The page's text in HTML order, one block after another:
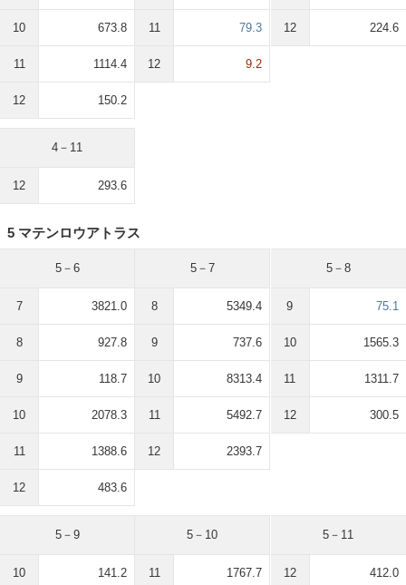
10 673.8
11 1114.4
12 150.2
11 79.3
12 9.2
12 224.6
4－11
12 293.6
5 マテンロウアトラス
5－6
7 3821.0
8 927.8
9 118.7
10 2078.3
11 1388.6
12 483.6
5－7
8 5349.4
9 737.6
10 8313.4
11 5492.7
12 2393.7
5－8
9 75.1
10 1565.3
11 1311.7
12 300.5
5－9
10 141.2
5－10
11 1767.7
5－11
12 412.0